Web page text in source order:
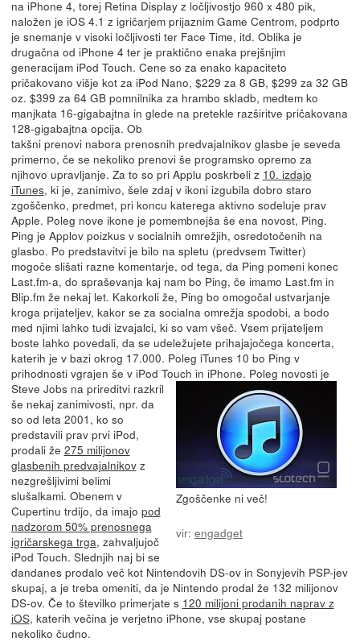
na iPhone 4, torej Retina Display z ločljivostjo 960 x 480 pik,
naložen je iOS 4.1 z igričarjem prijaznim Game Centrom, podprto
je snemanje v visoki ločljivosti ter Face Time, itd. Oblika je
drugačna od iPhone 4 ter je praktično enaka prejšnjim
generacijam iPod Touch. Cene so za enako kapaciteto
pričakovano višje kot za iPod Nano, $229 za 8 GB, $299 za 32 GB
oz. $399 za 64 GB pomnilnika za hrambo skladb, medtem ko
manjkata 16-gigabajtna in glede na pretekle razširitve pričakovana
128-gigabajtna opcija. Ob
takšni prenovi nabora prenosnih predvajalnikov glasbe je seveda
primerno, če se nekoliko prenovi še programsko opremo za
njihovo upravljanje. Za to so pri Applu poskrbeli z 10. izdajo
iTunes, ki je, zanimivo, šele zdaj v ikoni izgubila dobro staro
zgoščenko, predmet, pri koncu katerega aktivno sodeluje prav
Apple. Poleg nove ikone je pomembnejša še ena novost, Ping.
Ping je Applov poizkus v socialnih omrežjih, osredotočenih na
glasbo. Po predstavitvi je bilo na spletu (predvsem Twitter)
mogoče slišati razne komentarje, od tega, da Ping pomeni konec
Last.fm-a, do spraševanja kaj nam bo Ping, če imamo Last.fm in
Blip.fm že nekaj let. Kakorkoli že, Ping bo omogočal ustvarjanje
kroga prijateljev, kakor se za socialna omrežja spodobi, a bodo
med njimi lahko tudi izvajalci, ki so vam všeč. Vsem prijateljem
boste lahko povedali, da se udeležujete prihajajočega koncerta,
katerih je v bazi okrog 17.000. Poleg iTunes 10 bo Ping v
prihodnosti vgrajen še v iPod Touch in iPhone.
Zgoščenke ni več!
vir: engadget
Poleg novosti je
Steve Jobs na prireditvi razkril
še nekaj zanimivosti, npr. da
so od leta 2001, ko so
predstavili prav prvi iPod,
prodali že 275 milijonov
glasbenih predvajalnikovz
nezgrešljivimi belimi
slušalkami. Obenem v
Cupertinu trdijo, da imajo pod
nadzorom 50% prenosnega
igričarskega trga, zahvaljujoč
iPod Touch. Slednjih naj bi se
dandanes prodalo več kot Nintendovih DS-ov in Sonyjevih PSP-jev
skupaj, a je treba omeniti, da je Nintendo prodal že 132 milijonov
DS-ov. Če to številko primerjate s 120 milijoni prodanih naprav z
iOS, katerih večina je verjetno iPhone, vse skupaj postane
nekoliko čudno.